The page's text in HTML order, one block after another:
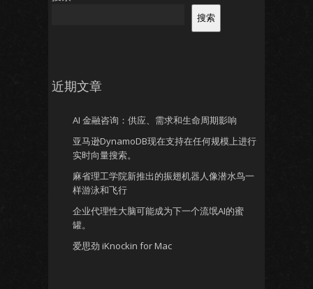
搜索
近期文章
AI 金融咨询：供应、需求和生命周期影响
亚马逊DynamoDB现在支持在任何规模上进行
实时向量搜索。
麻省理工学院新推出的振翅机器人像潜水鸟一
样游泳和飞行
企业代理性大脑可能成为下一个流氓AI的蜜
罐。
爱思劲 iKnockin for Mac